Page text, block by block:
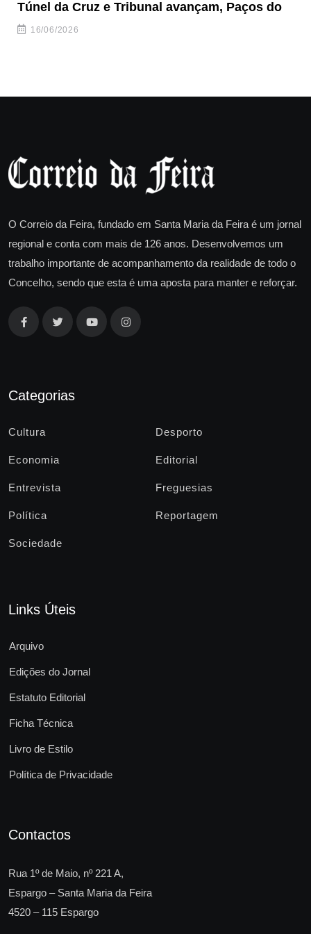
Túnel da Cruz e Tribunal avançam, Paços do
16/06/2026
O Correio da Feira, fundado em Santa Maria da Feira é um jornal
regional e conta com mais de 126 anos. Desenvolvemos um
trabalho importante de acompanhamento da realidade de todo o
Concelho, sendo que esta é uma aposta para manter e reforçar.
Categorias
Cultura Desporto
Economia Editorial
Entrevista Freguesias
Política Reportagem
Sociedade
Links Úteis
Arquivo
Edições do Jornal
Estatuto Editorial
Ficha Técnica
Livro de Estilo
Política de Privacidade
Contactos
Rua 1º de Maio, nº 221 A,
Espargo – Santa Maria da Feira
4520 – 115 Espargo